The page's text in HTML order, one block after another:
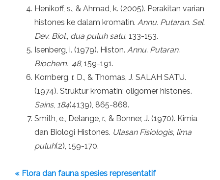
Henikoff, s., & Ahmad, k. (2005). Perakitan varian
histones ke dalam kromatin. Annu. Putaran. Sel.
Dev. Biol., dua puluh satu, 133-153.
Isenberg, i. (1979). Histon. Annu. Putaran.
Biochem., 48, 159-191.
Kornberg, r. D., & Thomas, J. SALAH SATU.
(1974). Struktur kromatin: oligomer histones.
Sains, 184(4139), 865-868.
Smith, e., Delange, r., & Bonner, J. (1970). Kimia
dan Biologi Histones. Ulasan Fisiologis, lima
puluh(2), 159-170.
« Flora dan fauna spesies representatif